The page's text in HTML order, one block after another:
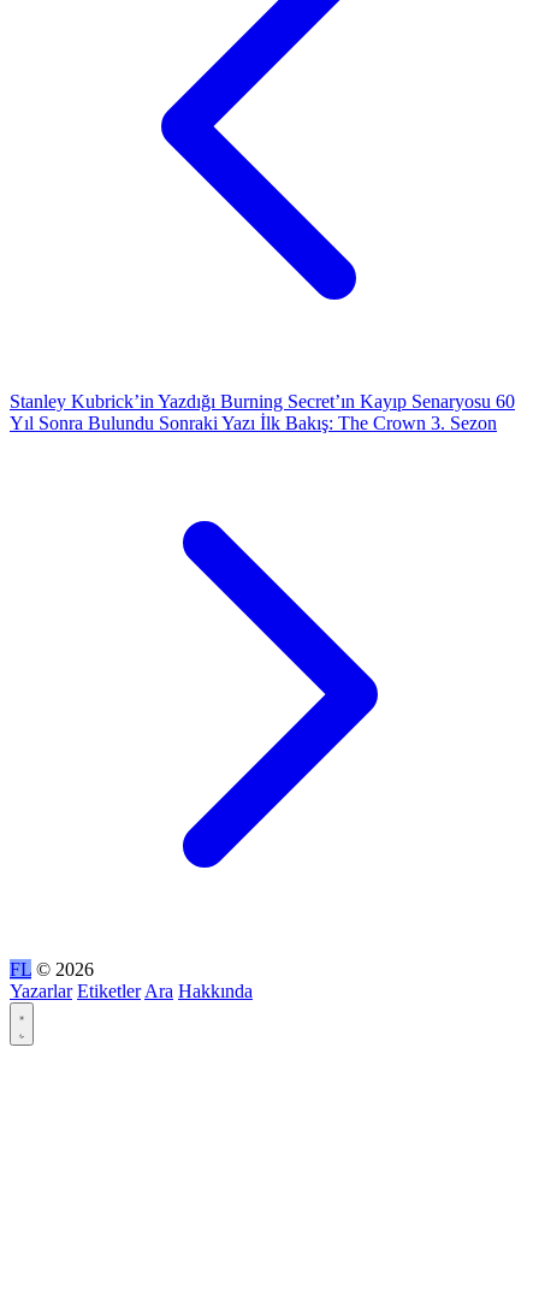
Stanley Kubrick’in Yazdığı Burning Secret’ın Kayıp Senaryosu 60
Yıl Sonra Bulundu Sonraki Yazı İlk Bakış: The Crown 3. Sezon
FL © 2026
Yazarlar Etiketler Ara Hakkında